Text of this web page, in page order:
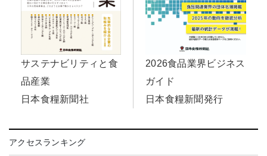
サステナビリティと食
品産業
日本食糧新聞社
2026食品業界ビジネス
ガイド
日本食糧新聞発行
アクセスランキング